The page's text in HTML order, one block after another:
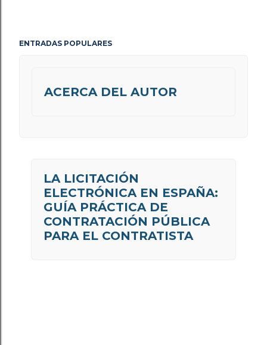
ENTRADAS POPULARES
ACERCA DEL AUTOR
LA LICITACIÓN
ELECTRÓNICA EN ESPAÑA:
GUÍA PRÁCTICA DE
CONTRATACIÓN PÚBLICA
PARA EL CONTRATISTA